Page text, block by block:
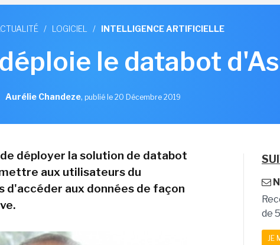
/ LOGICIEL / INTELLIGENCE ARTIFICIELLE
le databot
Aurélie Chandeze, publié le 20 Décembre 2019
déployer la solution de databot
aux utilisateurs du
d'accéder aux données de façon
de
JE